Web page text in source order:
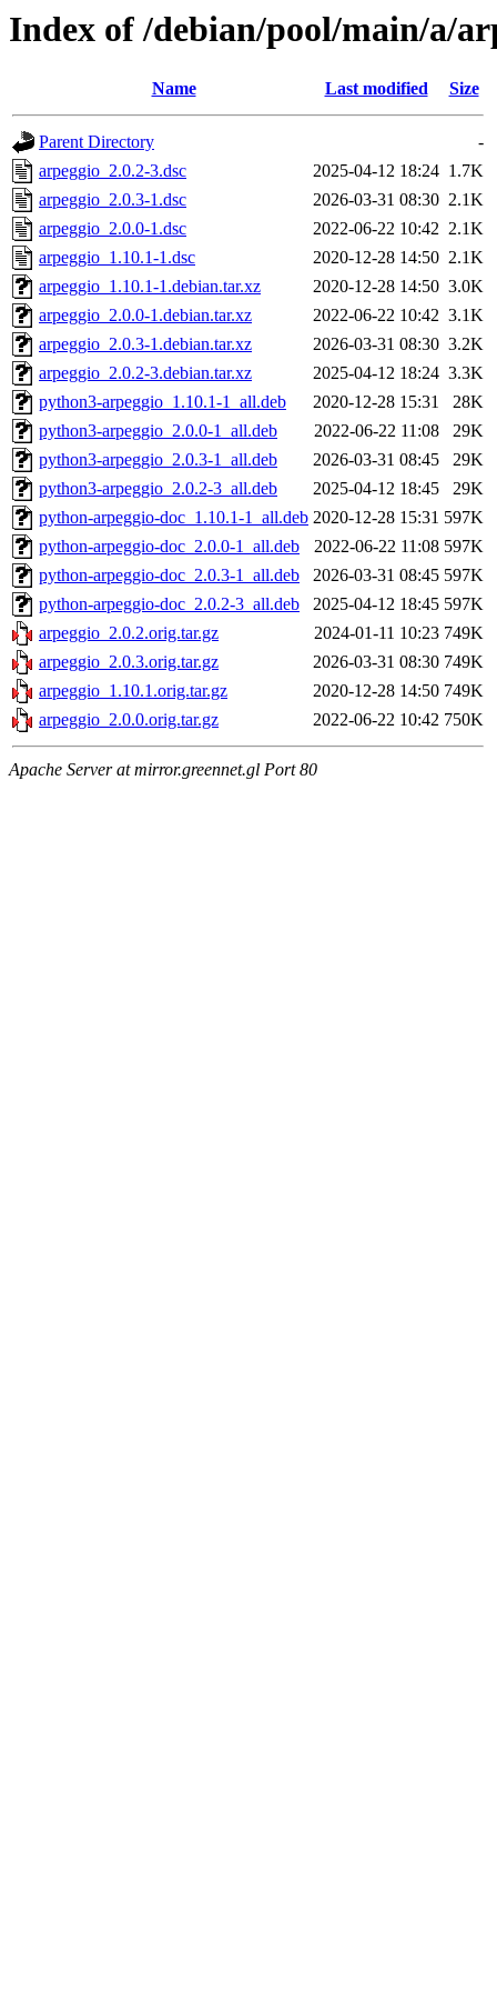
Index of /debian/pool/main/a/
Name Last modified Size
Parent Directory
-
arpeggio_2.0.2-3.dsc
2025-04-12 18:24 1.7K
arpeggio_2.0.3-1.dsc
2026-03-31 08:30 2.1K
arpeggio_2.0.0-1.dsc
2022-06-22 10:42 2.1K
arpeggio_1.10.1-1.dsc
2020-12-28 14:50 2.1K
arpeggio_1.10.1-1.debian.tar.xz
2020-12-28 14:50 3.0K
arpeggio_2.0.0-1.debian.tar.xz
2022-06-22 10:42 3.1K
arpeggio_2.0.3-1.debian.tar.xz
2026-03-31 08:30 3.2K
arpeggio_2.0.2-3.debian.tar.xz
2025-04-12 18:24 3.3K
python3-arpeggio_1.10.1-1_all.deb
2020-12-28 15:31
28K
python3-arpeggio_2.0.0-1_all.deb
2022-06-22 11:08
29K
python3-arpeggio_2.0.3-1_all.deb
2026-03-31 08:45
29K
python3-arpeggio_2.0.2-3_all.deb
2025-04-12 18:45
29K
python-arpeggio-doc_1.10.1-1_all.deb 2020-12-28 15:31 597K
python-arpeggio-doc_2.0.0-1_all.deb
2022-06-22 11:08 597K
python-arpeggio-doc_2.0.3-1_all.deb
2026-03-31 08:45 597K
python-arpeggio-doc_2.0.2-3_all.deb
2025-04-12 18:45 597K
arpeggio_2.0.2.orig.tar.gz
2024-01-11 10:23 749K
arpeggio_2.0.3.orig.tar.gz
2026-03-31 08:30 749K
arpeggio_1.10.1.orig.tar.gz
2020-12-28 14:50 749K
arpeggio_2.0.0.orig.tar.gz
2022-06-22 10:42 750K
Apache Server at mirror.greennet.gl Port 80